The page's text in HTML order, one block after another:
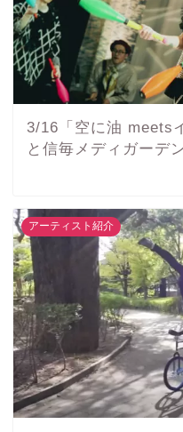
3/16「空に油 meets
と信毎メディガーデ
アーティスト紹介